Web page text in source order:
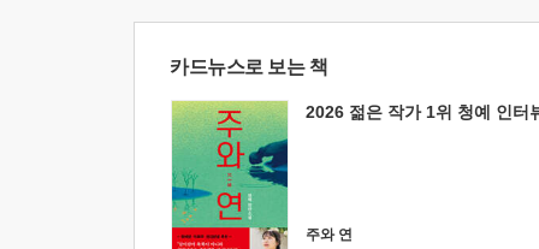
카드뉴스로 보는 책
2026 젊은 작가 1위 청예 인터
주와 연